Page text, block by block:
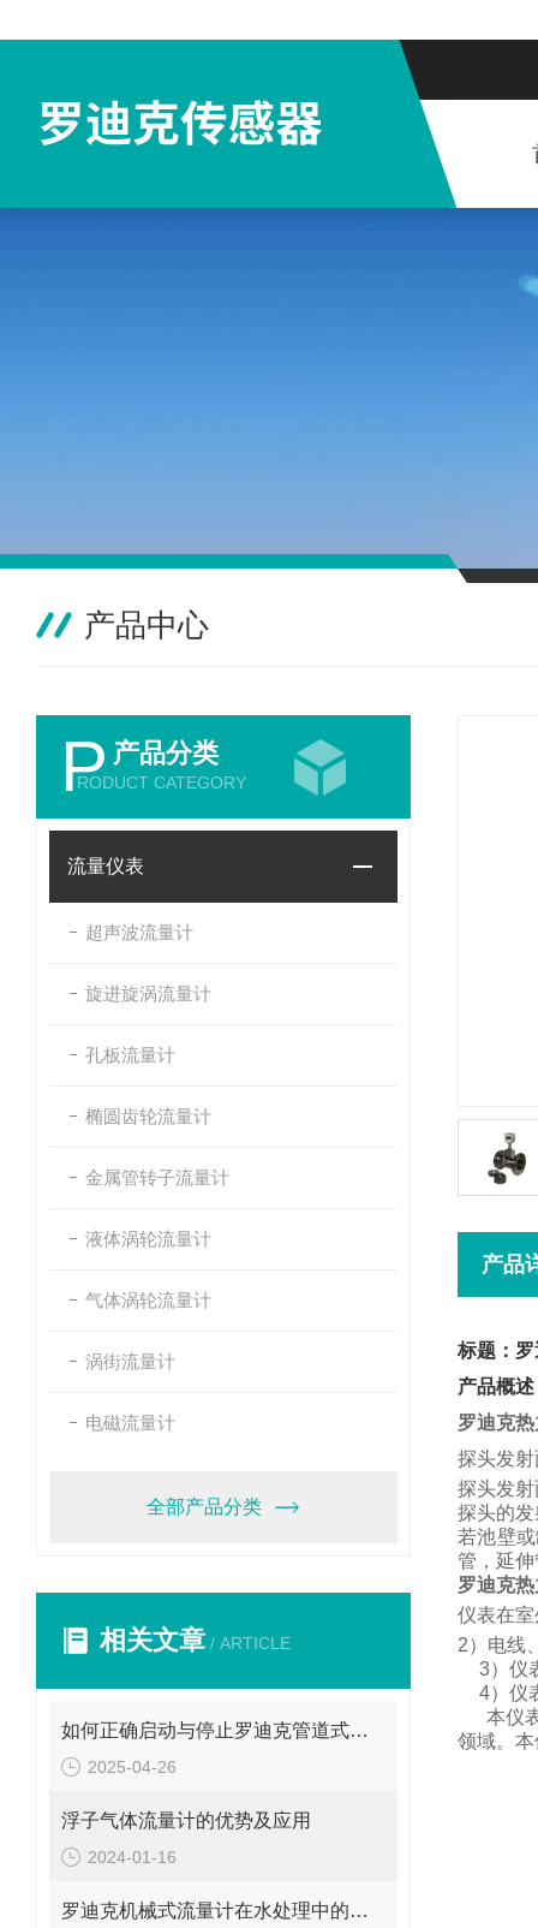
产品中心
P 产品分类
RODUCT CATEGORY
流量仪表
超声波流量计
旋进旋涡流量计
孔板流量计
椭圆齿轮流量计
金属管转子流量计
液体涡轮流量计
气体涡轮流量计
涡街流量计
电磁流量计
全部产品分类
相关文章 / ARTICLE
如何正确启动与停止罗迪克管道式流量计？操作要点要牢记
2025-04-26
浮子气体流量计的优势及应用
2024-01-16
罗迪克机械式流量计在水处理中的应用
产品
标题：
产品概述
罗迪克
探头发
探头发
探头的
若池壁
管， 延
罗迪克
仪表在
2）电线
3）仪
4）仪
本仪
领域。 本